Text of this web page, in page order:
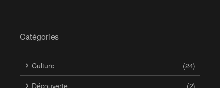
Catégories
Culture (24)
Découverte (2)